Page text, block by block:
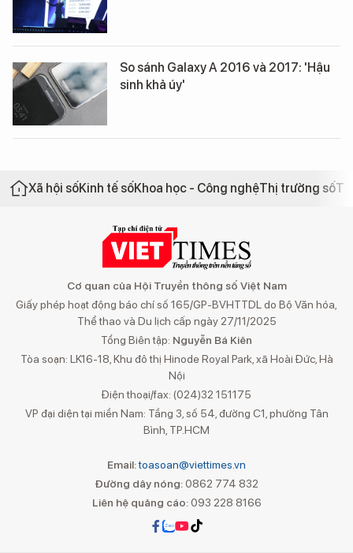
So sánh Galaxy A 2016 và 2017: 'Hậu
sinh khả úy'
Xã hội sốKinh tế sốKhoa học - Công nghệThị trường số
Cơ quan của Hội Truyền thông số Việt Nam
Giấy phép hoạt động báo chí số 165/GP-BVHTTDL do Bộ Văn hóa,
Thể thao và Du lịch cấp ngày 27/11/2025
Tổng Biên tập: Nguyễn Bá Kiên
Tòa soạn: LK16-18, Khu đô thị Hinode Royal Park, xã Hoài Đức, Hà
Nội
Điện thoại/fax: (024)32 151175
VP đại diện tại miền Nam: Tầng 3, số 54, đường C1, phường Tân
Bình, TP.HCM
Email:toasoan@viettimes.vn
Đường dây nóng: 0862 774 832
Liên hệ quảng cáo:093 228 8166